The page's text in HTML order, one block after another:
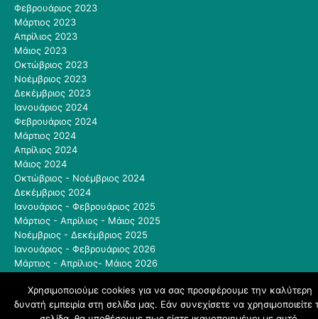
Φεβρουάριος 2023
Μάρτιος 2023
Απρίλιος 2023
Μάιος 2023
Οκτώβριος 2023
Νοέμβριος 2023
Δεκέμβριος 2023
Ιανουάριος 2024
Φεβρουάριος 2024
Μάρτιος 2024
Απρίλιος 2024
Μάιος 2024
Οκτώβριος - Νοέμβριος 2024
Δεκέμβριος 2024
Ιανουάριος - Φεβρουάριος 2025
Μάρτιος - Απρίλιος - Μάιος 2025
Νοέμβριος - Δεκέμβριος 2025
Ιανουάριος - Φεβρουάριος 2026
Μάρτιος - Απρίλιος- Μάιος 2026
schoolpress.sch.gr
Χρησιμοποιούμε cookies για να σας προσφέρουμε την καλύτερη
δυνατή εμπειρία στη σελίδα μας. Εάν συνεχίσετε να χρησιμοποιείτε